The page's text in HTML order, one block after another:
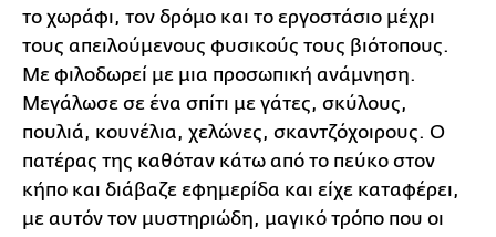
το χωράφι, τον δρόμο και το εργοστάσιο μέχρι
τους απειλούμενους φυσικούς τους βιότοπους.
Με φιλοδωρεί με μια προσωπική ανάμνηση.
Μεγάλωσε σε ένα σπίτι με γάτες, σκύλους,
πουλιά, κουνέλια, χελώνες, σκαντζόχοιρους. Ο
πατέρας της καθόταν κάτω από το πεύκο στον
κήπο και διάβαζε εφημερίδα και είχε καταφέρει,
με αυτόν τον μυστηριώδη, μαγικό τρόπο που οι